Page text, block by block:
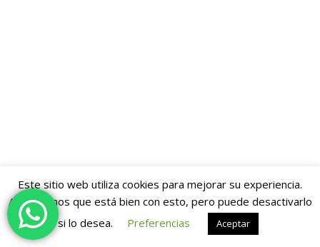
Este sitio web utiliza cookies para mejorar su experiencia.
Asumiremos que está bien con esto, pero puede desactivarlo
si lo desea.
Preferencias Aceptar